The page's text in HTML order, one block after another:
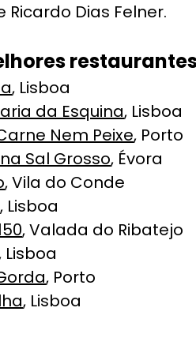
Ricardo Dias Felner.
, Lisboa
da Esquina, Lisboa
Nem Peixe, Porto
Sal Grosso, Évora
, Vila do Conde
, Lisboa
, Valada do Ribatejo
Lisboa
, Porto
, Lisboa